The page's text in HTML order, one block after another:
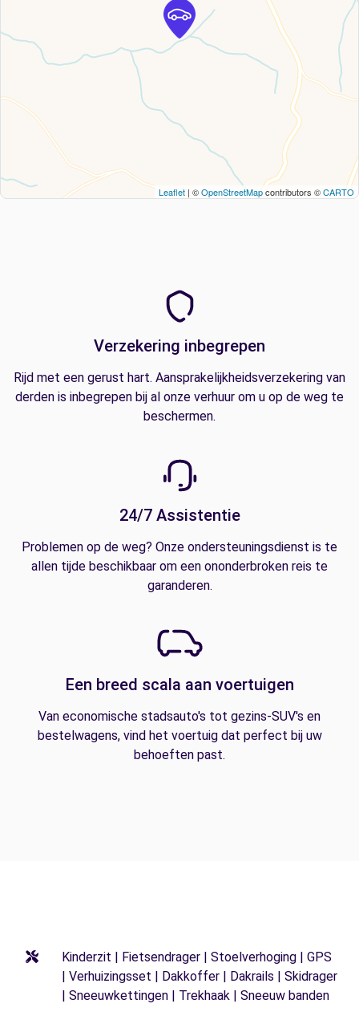
Leaflet | ©OpenStreetMapcontributors ©CARTO
Verzekering inbegrepen
Rijd met een gerust hart. Aansprakelijkheidsverzekering van
derden is inbegrepen bij al onze verhuur om u op de weg te
beschermen.
24/7 Assistentie
Problemen op de weg? Onze ondersteuningsdienst is te
allen tijde beschikbaar om een ononderbroken reis te
garanderen.
Een breed scala aan voertuigen
Van economische stadsauto's tot gezins-SUV's en
bestelwagens, vind het voertuig dat perfect bij uw
behoeften past.
Kinderzit | Fietsendrager | Stoelverhoging | GPS
| Verhuizingsset | Dakkoffer | Dakrails | Skidrager
| Sneeuwkettingen | Trekhaak | Sneeuw banden